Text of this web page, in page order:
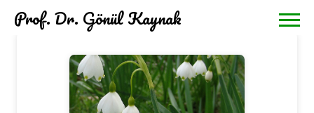
Prof. Dr. Gönül Kaynak